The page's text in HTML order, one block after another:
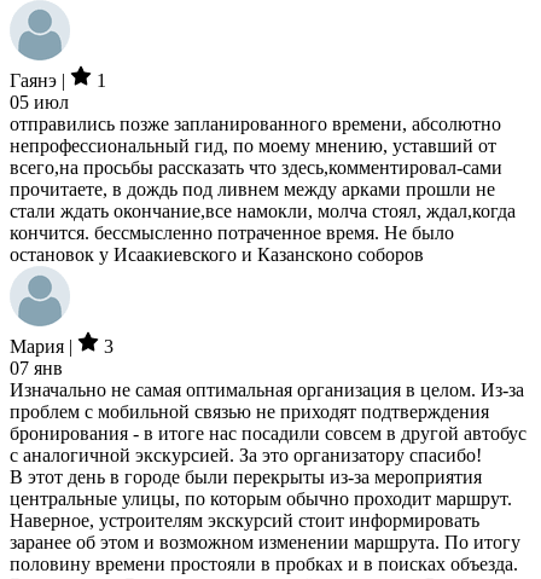
Гаянэ |
1
05 июл
отправились позже запланированного времени, абсолютно
непрофессиональный гид, по моему мнению, уставший от
всего,на просьбы рассказать что здесь,комментировал-сами
прочитаете, в дождь под ливнем между арками прошли не
стали ждать окончание,все намокли, молча стоял, ждал,когда
кончится. бессмысленно потраченное время. Не было
остановок у Исаакиевского и Казансконо соборов
Мария |
3
07 янв
Изначально не самая оптимальная организация в целом. Из-за
проблем с мобильной связью не приходят подтверждения
бронирования - в итоге нас посадили совсем в другой автобус
с аналогичной экскурсией. За это организатору спасибо!
В этот день в городе были перекрыты из-за мероприятия
центральные улицы, по которым обычно проходит маршрут.
Наверное, устроителям экскурсий стоит информировать
заранее об этом и возможном изменении маршрута. По итогу
половину времени простояли в пробках и в поисках объезда.